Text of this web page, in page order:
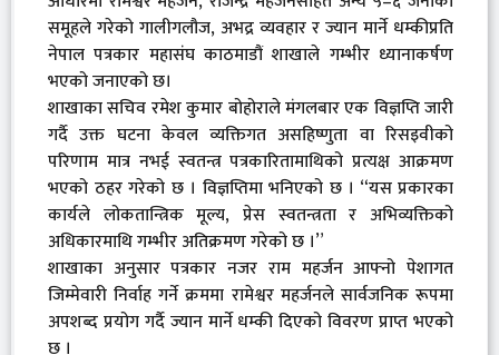
समूहले गरेको गालीगलौज, अभद्र व्यवहार र ज्यान मार्ने धम्कीप्रति
नेपाल पत्रकार महासंघ काठमाडौं शाखाले गम्भीर ध्यानाकर्षण
भएको जनाएको छ।
शाखाका सचिव रमेश कुमार बोहोराले मंगलबार एक विज्ञप्ति जारी
गर्दै उक्त घटना केवल व्यक्तिगत असहिष्णुता वा रिसइवीको
परिणाम मात्र नभई स्वतन्त्र पत्रकारितामाथिको प्रत्यक्ष आक्रमण
भएको ठहर गरेको छ । विज्ञप्तिमा भनिएको छ । “यस प्रकारका
कार्यले लोकतान्त्रिक मूल्य, प्रेस स्वतन्त्रता र अभिव्यक्तिको
अधिकारमाथि गम्भीर अतिक्रमण गरेको छ ।”
शाखाका अनुसार पत्रकार नजर राम महर्जन आफ्नो पेशागत
जिम्मेवारी निर्वाह गर्ने क्रममा रामेश्वर महर्जनले सार्वजनिक रूपमा
अपशब्द प्रयोग गर्दै ज्यान मार्ने धम्की दिएको विवरण प्राप्त भएको
छ ।